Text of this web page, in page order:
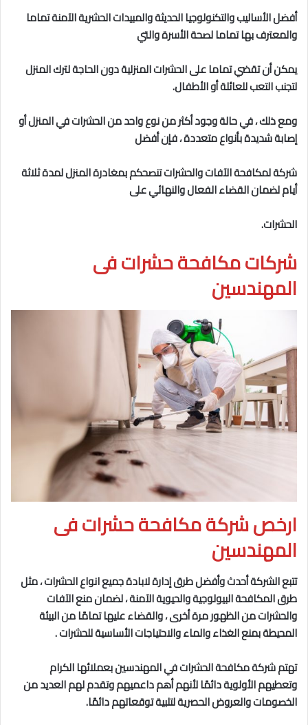
أفضل الأساليب والتكنولوجيا الحديثة والمبيدات الحشرية الآمنة تماما
والمعترف بها تماما لصحة الأسرة والتي
يمكن أن تقضي تماما على الحشرات المنزلية دون الحاجة لترك المنزل
لتجنب التعب للعائلة أو الأطفال.
ومع ذلك ، في حالة وجود أكثر من نوع واحد من الحشرات في المنزل أو
إصابة شديدة بأنواع متعددة ، فإن أفضل
شركة لمكافحة الآفات والحشرات تنصحكم بمغادرة المنزل لمدة ثلاثة
أيام لضمان القضاء الفعال والنهائي على
الحشرات.
شركات مكافحة حشرات فى
المهندسين
ارخص شركة مكافحة حشرات فى
المهندسين
تتبع الشركة أحدث وأفضل طرق إدارة لابادة جميع انواع الحشرات ، مثل
طرق المكافحة البيولوجية والحيويةالآمنة ، لضمان منع الآفات
والحشرات من الظهور مرة أخرى ، والقضاء عليها تمامًا من البيئة
المحيطة بمنع الغذاء والماء والاحتياجات الأساسية للحشرات .
تهتم شركة مكافحة الحشرات في المهندسينبعملائها الكرام
وتعطيهم الأولوية دائمًا لأنهم أهم داعميهم وتقدم لهم العديد من
الخصومات والعروض الحصرية لتلبية توقعاتهم دائمًا.